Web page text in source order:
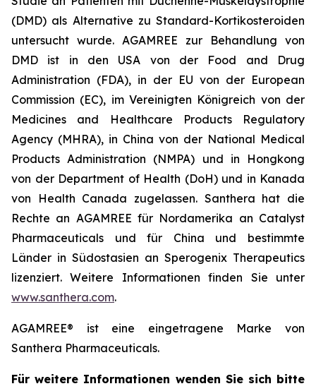
(DMD) als Alternative zu Standard-Kortikosteroiden
untersucht wurde. AGAMREE zur Behandlung von
DMD ist in den USA von der Food and Drug
Administration (FDA), in der EU von der European
Commission (EC), im Vereinigten Königreich von der
Medicines and Healthcare Products Regulatory
Agency (MHRA), in China von der National Medical
Products Administration (NMPA) und in Hongkong
von der Department of Health (DoH) und in Kanada
von Health Canada zugelassen. Santhera hat die
Rechte an AGAMREE für Nordamerika an Catalyst
Pharmaceuticals und für China und bestimmte
Länder in Südostasien an Sperogenix Therapeutics
lizenziert. Weitere Informationen finden Sie unter
www.santhera.com.
AGAMREE® ist eine eingetragene Marke von
Santhera Pharmaceuticals.
Für weitere Informationen wenden Sie sich bitte